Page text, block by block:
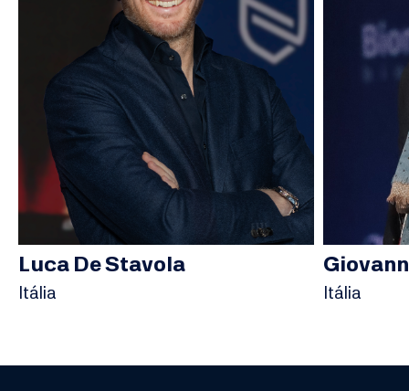
Luca De Stavola
Itália Itália